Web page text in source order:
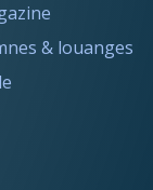
& louanges